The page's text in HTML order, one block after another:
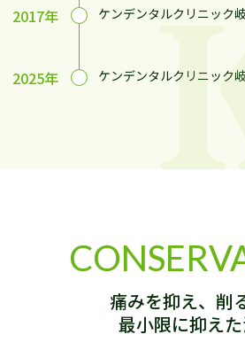
2017年 ケンデンタルクリニック
2025年 ケンデンタルクリニック
痛みを抑え、削
最小限に抑え